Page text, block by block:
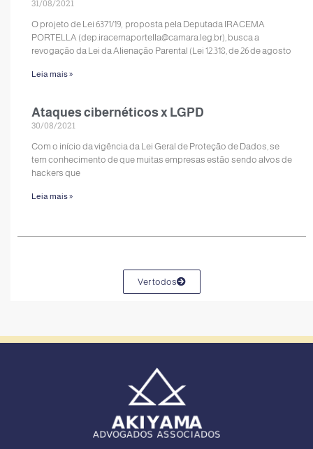
31/08/2021
O projeto de Lei 6371/19, proposta pela Deputada IRACEMA
PORTELLA (dep.iracemaportella@camara.leg.br), busca a
revogação da Lei da Alienação Parental (Lei 12.318, de 26 de agosto
Leia mais »
Ataques cibernéticos x LGPD
30/08/2021
Com o início da vigência da Lei Geral de Proteção de Dados, se
tem conhecimento de que muitas empresas estão sendo alvos de
hackers que
Leia mais »
Ver todos